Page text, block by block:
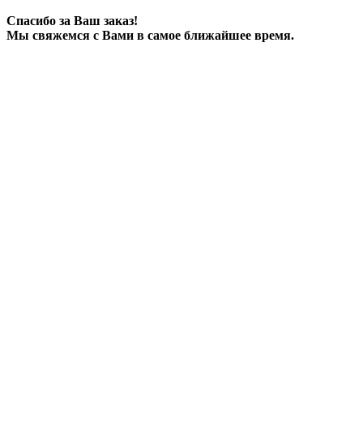
Спасибо за Ваш заказ!
Мы свяжемся с Вами в самое ближайшее время.